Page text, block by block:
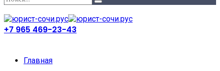
+7 965 469-23-43
Главная